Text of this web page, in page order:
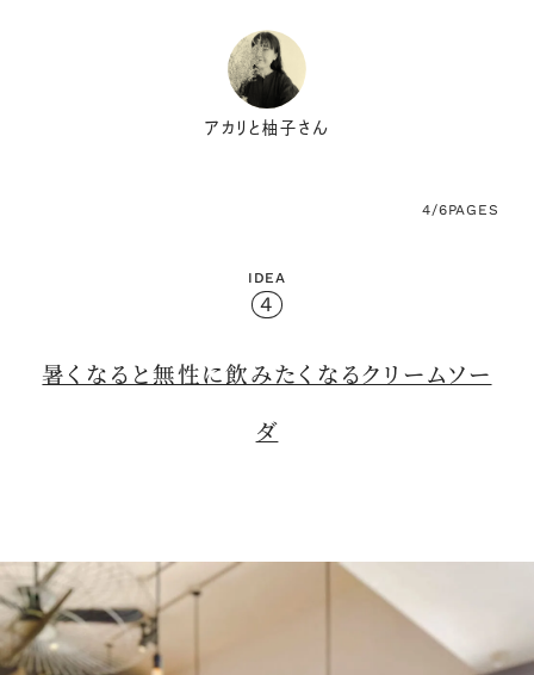
アカリと柚子さん
4/6PAGES
IDEA
4
暑くなると無性に飲みたくなるクリームソー
ダ